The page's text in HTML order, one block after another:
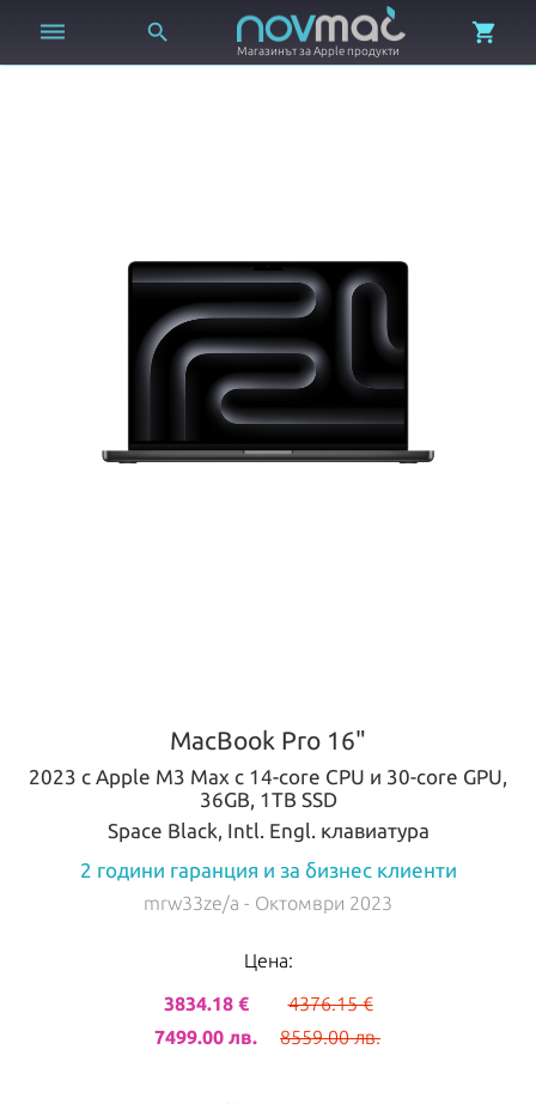
 
Магазинът за Apple продукти

MacBook Pro 16"
2023 с Apple M3 Max с 14-core CPU и 30-core GPU,
36GB, 1TB SSD
Space Black, Intl. Engl. клавиатура
2 години гаранция и за бизнес клиенти
mrw33ze/a - Октомври 2023
Цена:
3834.18 €
4376.15 €
7499.00 лв.
8559.00 лв.